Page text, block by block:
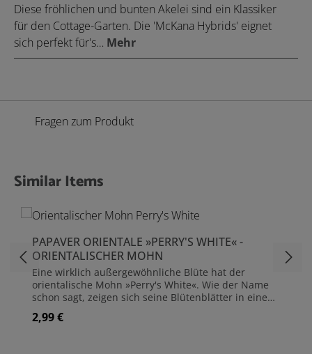
Diese fröhlichen und bunten Akelei sind ein Klassiker
für den Cottage-Garten. Die 'McKana Hybrids' eignet
sich perfekt für's… Mehr
Fragen zum Produkt
Produktgalerie überspringen
Similar Items
PAPAVER ORIENTALE »PERRY'S WHITE« -
ORIENTALISCHER MOHN
Eine wirklich außergewöhnliche Blüte hat der
orientalische Mohn »Perry's White«. Wie der Name
schon sagt, zeigen sich seine Blütenblätter in einem
zarten Weiß. Die Blütenmitte ist Dunkelrot bis ins
Schwarz. Ein sagenhafter Kontrast und sehr guter
Regulärer Preis:
2,99 €